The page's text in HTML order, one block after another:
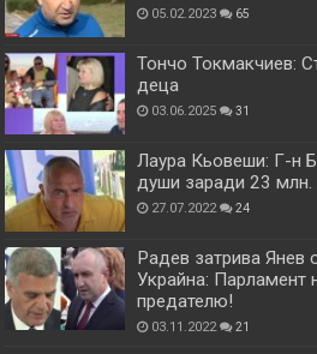
05.02.2023 65
Тончо Токмакчиев:
деца
03.06.2025 31
Лаура Кьовеши: Г-н
души заради 23 млн.
27.07.2022 24
Радев затрива Янев
Украйна: Парламент
предателю!
03.11.2022 21